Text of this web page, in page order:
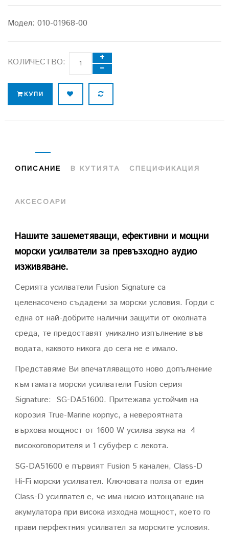
Модел: 010-01968-00
КОЛИЧЕСТВО:
КУПИ
ОПИСАНИЕ В КУТИЯТА СПЕЦИФИКАЦИЯ
АКСЕСОАРИ
Нашите зашеметяващи, ефективни и мощни
морски усилватели за превъзходно аудио
изживяване.
Серията усилватели Fusion Signature са
целенасочено съдадени за морски условия. Горди с
една от най-добрите налични защити от околната
среда, те предоставят уникално изпълнение във
водата, каквото никога до сега не е имало.
Представяме Ви впечатляващото ново допълнение
към гамата морски усилватели Fusion серия
Signature: SG-DA51600. Притежава устойчив на
корозия True-Marine корпус, а невероятната
върхова мощност от 1600 W усилва звука на 4
високоговорителя и 1 субуфер с лекота.
SG-DA51600 е първият Fusion 5 канален, Class-D
Hi-Fi морски усилвател. Ключовата полза от един
Class-D усилвател е, че има ниско изтощаване на
акумулатора при висока изходна мощност, което го
прави перфектния усилвател за морските условия.